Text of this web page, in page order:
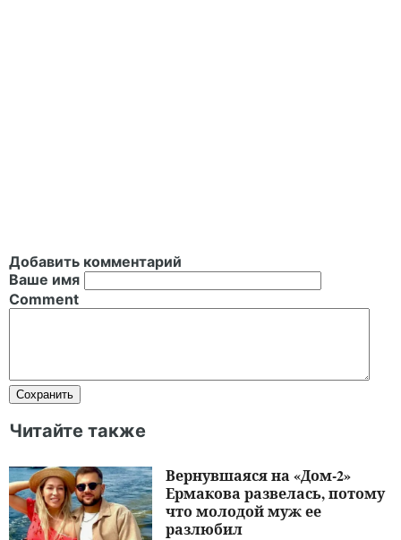
Добавить комментарий
Ваше имя
Comment
Читайте также
Вернувшаяся на «Дом-2»
Ермакова развелась, потому
что молодой муж ее
разлюбил